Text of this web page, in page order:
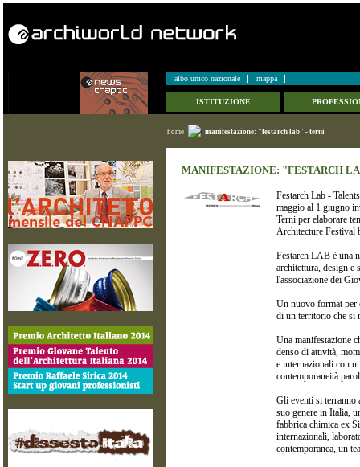
albo unico nazionale mappa
ISTITUZIONE
home manifestazione: "festarch lab" - terni
MANIFESTAZIONE: "FESTARCH
Festarch Lab -
maggio al 1 giugno
Terni per elaborare
Architecture Festival
Festarch LAB è una
architettura, design
l'associazione dei
Un nuovo format per
di un territorio che si
Una manifestazione
denso di attività,
e internazionali con
contemporaneità
Gli eventi si
suo genere in Italia,
fabbrica chimica ex
internazionali,
contemporanea, un